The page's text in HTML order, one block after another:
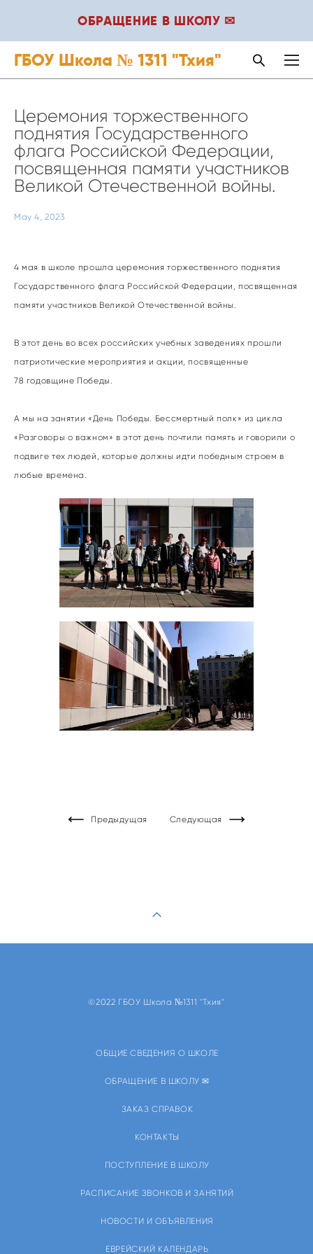
ОБРАЩЕНИЕ В ШКОЛУ ✉
ГБОУ Школа № 1311 "Тхия"
May 4, 2023
Церемония торжественного
поднятия Государственного
флага Российской Федерации,
посвященная памяти участников
Великой Отечественной войны.
4 мая в школе прошла церемония торжественного поднятия
Государственного флага Российской Федерации, посвященная
памяти участников Великой Отечественной войны.
В этот день во всех российских учебных заведениях прошли
патриотические мероприятия и акции, посвященные
78 годовщине Победы.
А мы на занятии «День Победы. Бессмертный полк» из цикла
«Разговоры о важном» в этот день почтили память и говорили о
подвиге тех людей, которые должны идти победным строем в
любые времена.
Предыдущая Следующая
©2022 ГБОУ Школа №1311 "Тхия"
ОБЩИЕ СВЕДЕНИЯ О ШКОЛЕ
ОБРАЩЕНИЕ В ШКОЛУ ✉
ЗАКАЗ СПРАВОК
КОНТАКТЫ
ПОСТУПЛЕНИЕ В ШКОЛУ
РАСПИСАНИЕ ЗВОНКОВ И ЗАНЯТИЙ
НОВОСТИ И ОБЪЯВЛЕНИЯ
ЕВРЕЙСКИЙ КАЛЕНДАРЬ